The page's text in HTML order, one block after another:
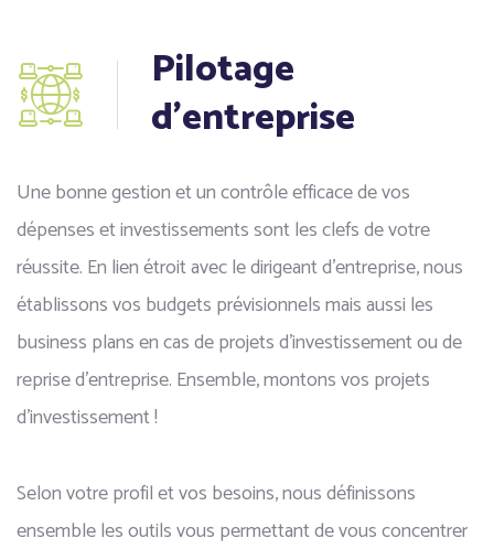
Pilotage
d’entreprise
Une bonne gestion et un contrôle efficace de vos
dépenses et investissements sont les clefs de votre
réussite. En lien étroit avec le dirigeant d’entreprise, nous
établissons vos budgets prévisionnels mais aussi les
business plans en cas de projets d’investissement ou de
reprise d’entreprise. Ensemble, montons vos projets
d’investissement !
Selon votre profil et vos besoins, nous définissons
ensemble les outils vous permettant de vous concentrer